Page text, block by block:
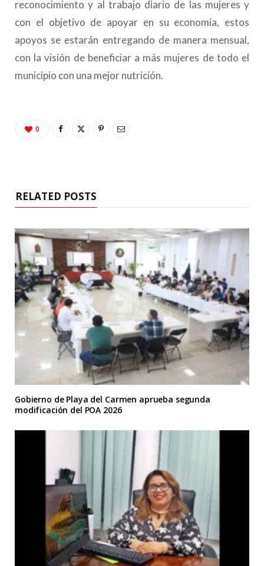
reconocimiento y al trabajo diario de las mujeres y
con el objetivo de apoyar en su economía, estos
apoyos se estarán entregando de manera mensual,
con la visión de beneficiar a más mujeres de todo el
municipio con una mejor nutrición.
0
RELATED POSTS
Gobierno de Playa del Carmen aprueba segunda
modificación del POA 2026